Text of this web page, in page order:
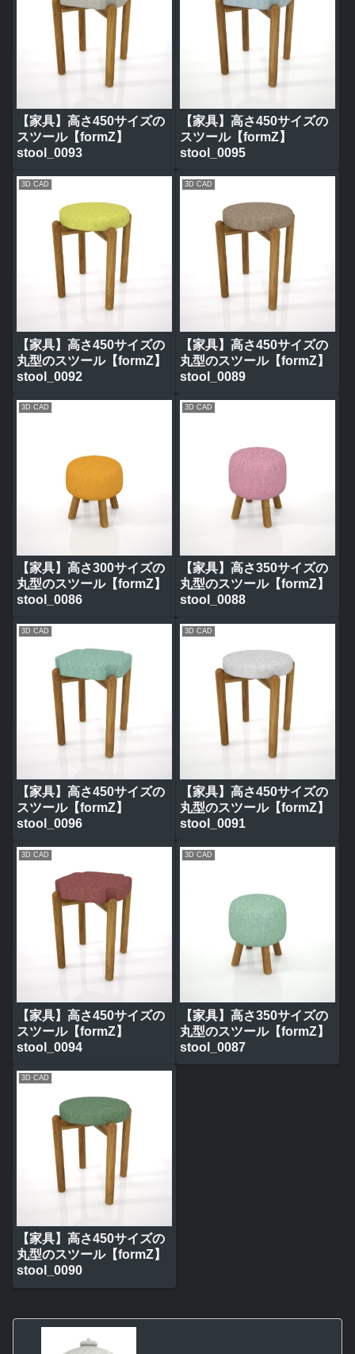
【家具】高さ450サイズの
スツール【formZ】
stool_0093
【家具】高さ450サイズの
スツール【formZ】
stool_0095
3D CAD
【家具】高さ450サイズの
丸型のスツール【formZ】
stool_0092
3D CAD
【家具】高さ450サイズの
丸型のスツール【formZ】
stool_0089
3D CAD
【家具】高さ300サイズの
丸型のスツール【formZ】
stool_0086
3D CAD
【家具】高さ350サイズの
丸型のスツール【formZ】
stool_0088
3D CAD
【家具】高さ450サイズの
スツール【formZ】
stool_0096
3D CAD
【家具】高さ450サイズの
丸型のスツール【formZ】
stool_0091
3D CAD
【家具】高さ450サイズの
スツール【formZ】
stool_0094
3D CAD
【家具】高さ350サイズの
丸型のスツール【formZ】
stool_0087
3D CAD
【家具】高さ450サイズの
丸型のスツール【formZ】
stool_0090